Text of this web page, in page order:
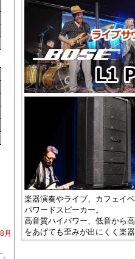
楽器演奏やライブ、カフェイ
パワードスピーカー。
高音質ハイパワー、低音から
をあげても歪みが出にくく楽
月